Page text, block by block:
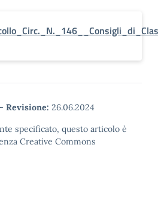
- Revisione: 26.06.2024
specificato, questo articolo è
Creative Commons